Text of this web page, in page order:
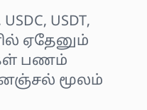
USDT,
ஏதேனும்
பணம்
மூலம்